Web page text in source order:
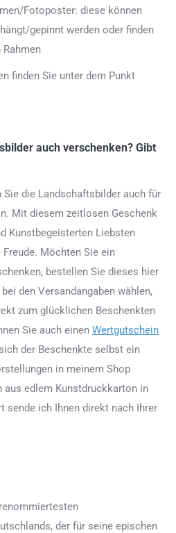
Fotoposter: diese können
gepinnt werden oder finden
finden Sie unter dem Punkt
auch verschenken? Gibt
die Landschaftsbilder auch für
Mit diesem zeitlosen Geschenk
Kunstbegeisterten Liebsten
Möchten Sie ein
bestellen Sie dieses hier
den Versandangaben wählen,
zum glücklichen Beschenkten
Sie auch einen Wertgutschein
der Beschenkte selbst ein
in meinem Shop
aus edlem Kunstdruckkarton in
sende ich Ihnen direkt nach Ihrer
der für seine epischen